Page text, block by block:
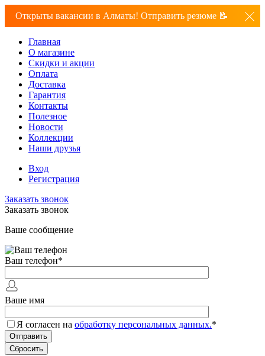
Открыты вакансии в Алматы! Отправить резюме 📝
Главная
О магазине
Скидки и акции
Оплата
Доставка
Гарантия
Контакты
Полезное
Новости
Коллекции
Наши друзья
Вход
Регистрация
Заказать звонок
Заказать звонок
Ваше сообщение
Ваш телефон*
Ваше имя
Я согласен на обработку персональных данных.*